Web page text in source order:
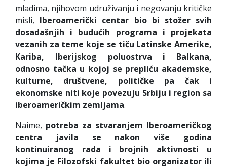
mladima, njihovom udruživanju i negovanju kritičke
misli, Iberoamerički centar bio bi stožer svih
dosadašnjih i budućih programa i projekata
vezanih za teme koje se tiču Latinske Amerike,
Kariba, Iberijskog poluostrva i Balkana,
odnosno tačka u kojoj se prepliću akademske,
kulturne, društvene, političke pa čak i
ekonomske niti koje povezuju Srbiju i region sa
iberoameričkim zemljama.
Naime, potreba za stvaranjem Iberoameričkog
centra javila se nakon više godina
kontinuiranog rada i brojnih aktivnosti u
kojima je Filozofski fakultet bio organizator ili